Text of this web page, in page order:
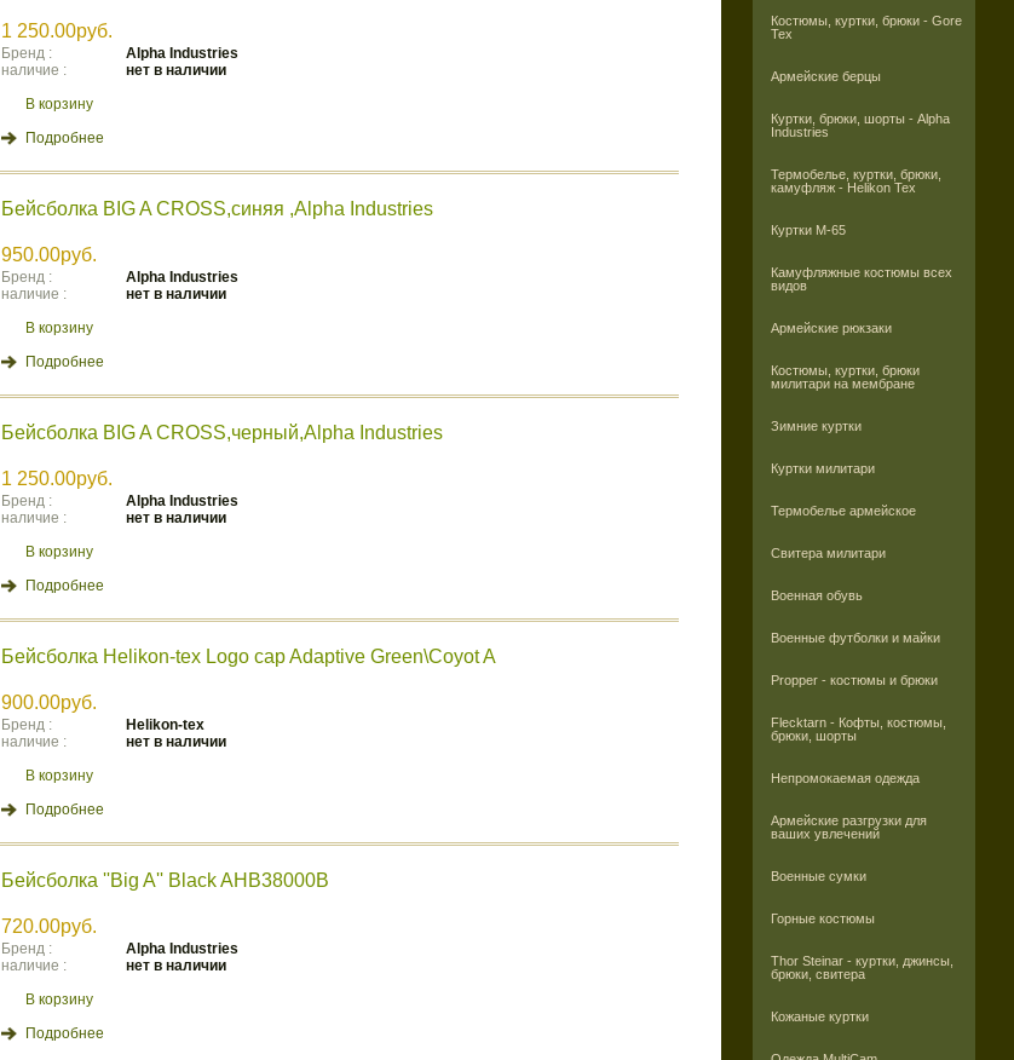
Костюмы, куртки, брюки - Gore
Tex
Армейские берцы
Куртки, брюки, шорты - Alpha
Industries
Термобелье, куртки, брюки,
камуфляж - Helikon Tex
Куртки M-65
Камуфляжные костюмы всех
видов
Армейские рюкзаки
Костюмы, куртки, брюки
милитари на мембране
Зимние куртки
Куртки милитари
Термобелье армейское
Свитера милитари
Военная обувь
Военные футболки и майки
Propper - костюмы и брюки
Flecktarn - Кофты, костюмы,
брюки, шорты
Непромокаемая одежда
Армейские разгрузки для
ваших увлечений
Военные сумки
Горные костюмы
Thor Steinar - куртки, джинсы,
брюки, свитера
Кожаные куртки
1 250.00руб.
Бренд :
Аlpha Industries
наличие :
нет в наличии
В корзину
Подробнее
Бейсболка BIG A CROSS,синяя ,Alpha Industries
950.00руб.
Бренд :
Аlpha Industries
наличие :
нет в наличии
В корзину
Подробнее
Бейсболка BIG A CROSS,черный,Alpha Industries
1 250.00руб.
Бренд :
Аlpha Industries
наличие :
нет в наличии
В корзину
Подробнее
Бейсболка Helikon-tex Logo cap Adaptive Green\Coyot A
900.00руб.
Бренд :
Helikon-tex
наличие :
нет в наличии
В корзину
Подробнее
Бейсболка ''Big A'' Black AHB38000B
720.00руб.
Бренд :
Аlpha Industries
наличие :
нет в наличии
В корзину
Подробнее